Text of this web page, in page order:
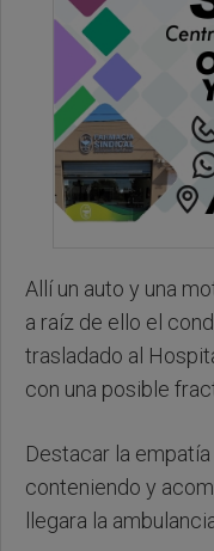
Allí un auto y una
a raíz de ello el
trasladado al
con una posible
Destacar la
conteniendo y
llegara la